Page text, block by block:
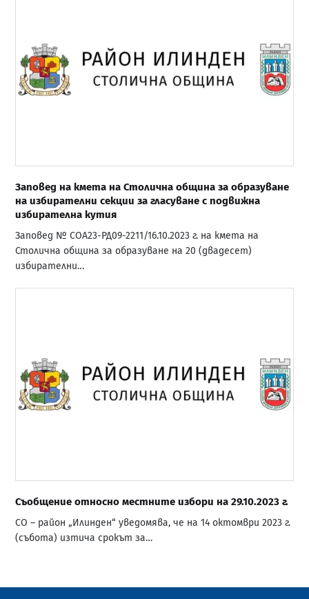
Заповед на кмета на Столична община за образуване
на избирателни секции за гласуване с подвижна
избирателна кутия
Заповед № СОА23-РД09-2211/16.10.2023 г. на кмета на
Столична община за образуване на 20 (двадесет)
избирателни…
Съобщение относно местните избори на 29.10.2023 г.
СО – район „Илинден“ уведомява, че на 14 октомври 2023 г.
(събота) изтича срокът за…